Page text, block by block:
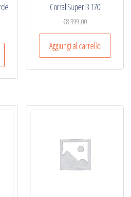
Corral Super B 170
€8.999,00
Aggiungi al carrello